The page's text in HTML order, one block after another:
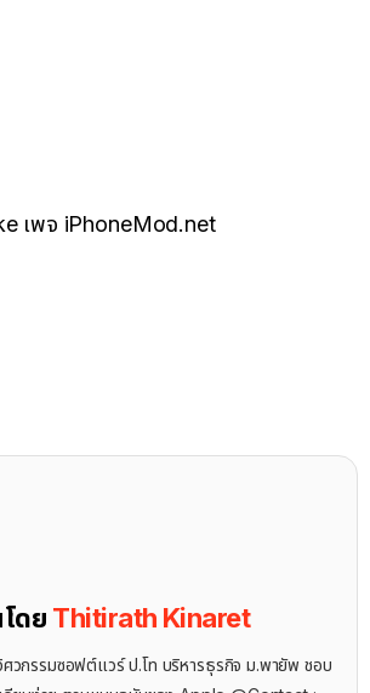
เพจ iPhoneMod.net
ดย Thitirath Kinaret
วกรรมซอฟต์แวร์ ป.โท บริหารธุรกิจ ม.พายัพ ชอบ